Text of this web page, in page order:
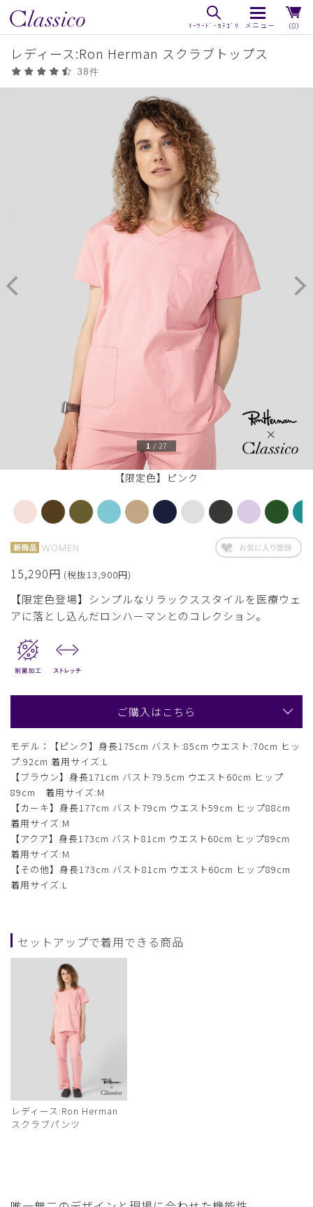
（0）
レディース:Ron Herman スクラブトップス
38件
【限定色】ピンク
1 / 27
WOMEN
15,290円 (税抜13,900円)
【限定色登場】シンプルなリラックススタイルを医療ウェ
アに落とし込んだロンハーマンとのコレクション。
ご購入はこちら
モデル：【ピンク】身長175cm バスト:85cm ウエスト:70cm ヒッ
プ:92cm 着用サイズ:L
【ブラウン】身長171cm バスト79.5cm ウエスト60cm ヒップ
89cm 着用サイズ:M
【カーキ】身長177cm バスト79cm ウエスト59cm ヒップ88cm
着用サイズ:M
【アクア】身長173cm バスト81cm ウエスト60cm ヒップ89cm
着用サイズ:M
【その他】身長173cm バスト81cm ウエスト60cm ヒップ89cm
着用サイズ:L
セットアップで着用できる商品
レディース:Ron Herman
スクラブパンツ